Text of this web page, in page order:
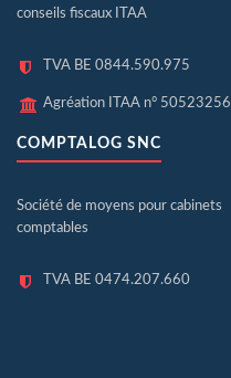
conseils fiscaux ITAA
TVA BE 0844.590.975
Agréation ITAA n° 50523256
COMPTALOG SNC
Société de moyens pour cabinets
comptables
TVA BE 0474.207.660